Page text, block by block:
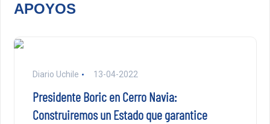
APOYOS
Diario Uchile 13-04-2022
Presidente Boric en Cerro Navia:
Construiremos un Estado que garantice